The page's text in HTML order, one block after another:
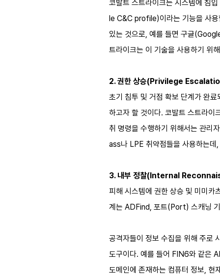
코발트 스트라이크는 시스템에 침
le C&C profile)이라는 기능을 사용
있는 것으로, 예를 들면 구글
트라이크는 이 기술을 사용하기 위
2. 권한 상승(Privilege
초기 침투 및 거점 확보 단계가 완
하고자 할 것이다. 코발트 스트라
취 명령을 수행하기 위해서는 관리
ass나 LPE 취약점들을 사용하는데
3. 내부 정찰(Internal
피해 시스템에 권한 상승 및 미미
계는 ADFind, 포트(Port) 스캐닝 기
공격자들이 정보 수집을 위해 주로
도구이다. 예를 들어 FIN6와 같은
도메인에 존재하는 컴퓨터 정보,